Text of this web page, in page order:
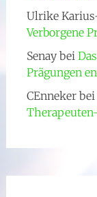
Ulrike
Verborgene
Senaybei
Prägungen
CEnnekerbei